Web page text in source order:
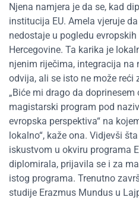
Njena namjera je da se, kad
institucija EU. Amela vjeruje
nedostaje u pogledu
Hercegovine. Ta karika je
njenim riječima, integracija na
odvija, ali se isto ne može
„Biće mi drago da
magistarski program pod
evropska perspektiva“ na
lokalno“, kaže ona. Vidjevši
iskustvom u okviru programa
diplomirala, prijavila se i za
istog programa. Trenutno
studije Erazmus Mundus u